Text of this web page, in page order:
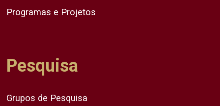
Programas e Projetos
Pesquisa
Grupos de Pesquisa